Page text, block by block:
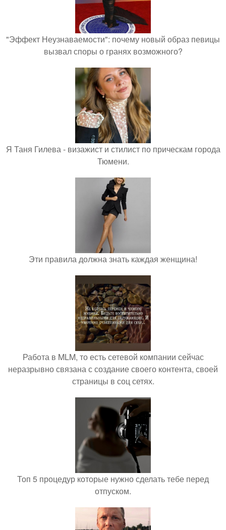
"Эффект Неузнаваемости": почему новый образ певицы
вызвал споры о гранях возможного?
Я Таня Гилева - визажист и стилист по прическам города
Тюмени.
Эти правила должна знать каждая женщина!
Работа в MLM, то есть сетевой компании сейчас
неразрывно связана с создание своего контента, своей
страницы в соц сетях.
Топ 5 процедур которые нужно сделать тебе перед
отпуском.